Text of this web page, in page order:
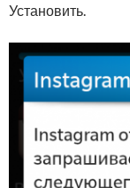
Установить.